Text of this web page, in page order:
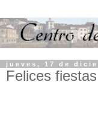
jueves, 17 de
Felices fiestas